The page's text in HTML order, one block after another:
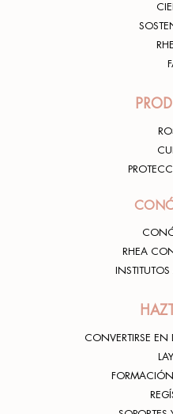
RHEA
INSTITUTOS
CONVERTIRSE
FORMACIÓN